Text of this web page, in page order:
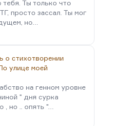
тебя. Ты только что
просто зассал. Ты мог
но…
о стихотворении
улице моей
на генном уровне
" дня сурка
, но .. опять "…